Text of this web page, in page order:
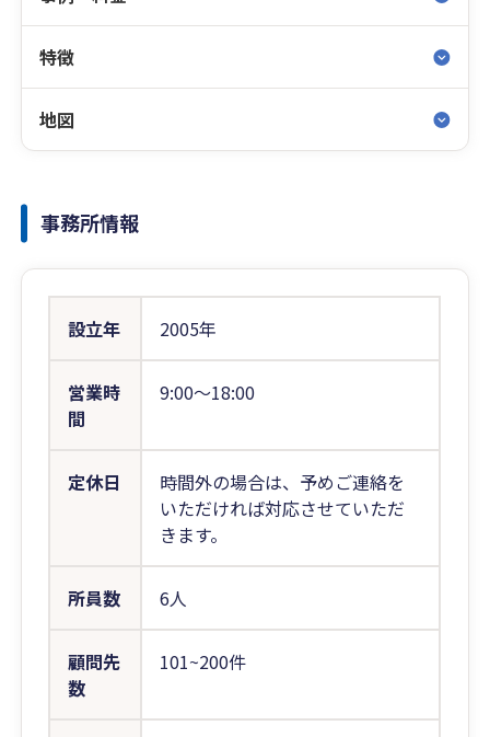
特徴
地図
事務所情報
設立年 2005年
営業時
間
9:00〜18:00
定休日
時間外の場合は、予めご連絡を
いただければ対応させていただ
きます。
所員数 6人
顧問先
数
101~200件